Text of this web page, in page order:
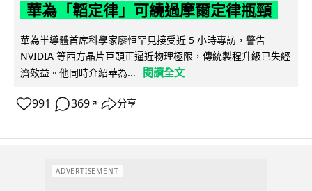
華為「韜定律」可繞過摩爾定律瓶頸
華為半導體首席科學家廖恒罕見接受近 5 小時專訪，警告
NVIDIA 等西方晶片巨頭正逼近物理極限，傳統製程升級已失經
濟效益。他同時介紹華為...
閱讀全文
991 369 ↗ 分享
ADVERTISEMENT